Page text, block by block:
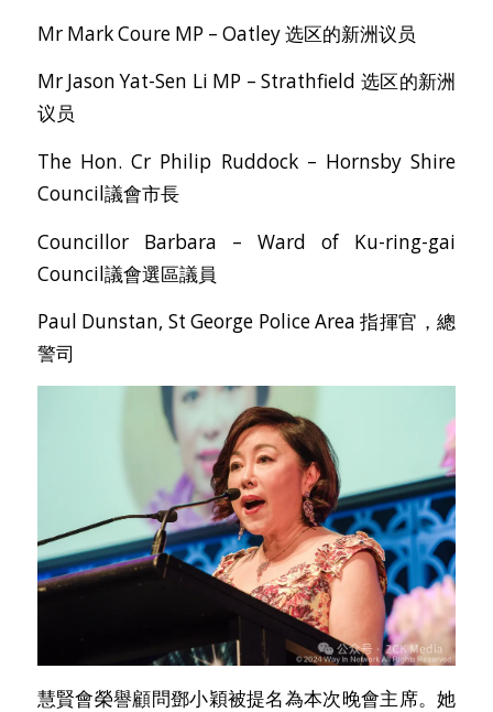
Mr Mark Coure MP – Oatley 选区的新洲议员
Mr Jason Yat-Sen Li MP – Strathfield 选区的新洲
议员
The Hon. Cr Philip Ruddock – Hornsby Shire
Council議會市長
Councillor Barbara – Ward of Ku-ring-gai
Council議會選區議員
Paul Dunstan, St George Police Area 指揮官，總
警司
慧賢會榮譽顧問鄧小穎被提名為本次晚會主席。她